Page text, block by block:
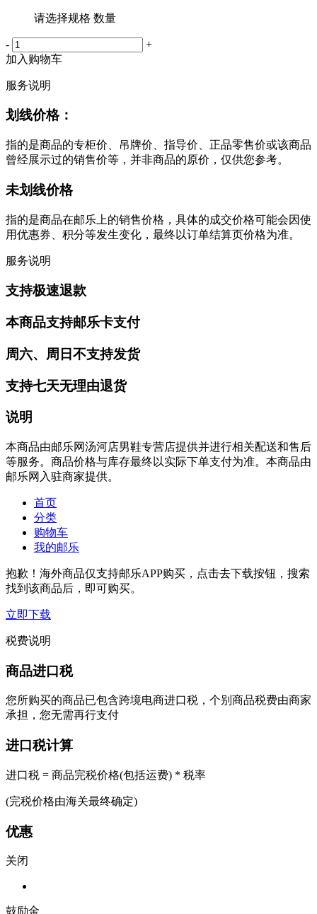
请选择规格 数量
-
+
加入购物车
服务说明
划线价格：
指的是商品的专柜价、吊牌价、指导价、正品零售价或该商品
曾经展示过的销售价等，并非商品的原价，仅供您参考。
未划线价格
指的是商品在邮乐上的销售价格，具体的成交价格可能会因使
用优惠券、积分等发生变化，最终以订单结算页价格为准。
服务说明
支持极速退款
本商品支持邮乐卡支付
周六、周日不支持发货
支持七天无理由退货
说明
本商品由邮乐网汤河店男鞋专营店提供并进行相关配送和售后
等服务。商品价格与库存最终以实际下单支付为准。本商品由
邮乐网入驻商家提供。
首页
分类
购物车
我的邮乐
抱歉！海外商品仅支持邮乐APP购买，点击去下载按钮，搜索
找到该商品后，即可购买。
立即下载
税费说明
商品进口税
您所购买的商品已包含跨境电商进口税，个别商品税费由商家
承担，您无需再行支付
进口税计算
进口税 = 商品完税价格(包括运费) * 税率
(完税价格由海关最终确定)
优惠
关闭
鼓励金